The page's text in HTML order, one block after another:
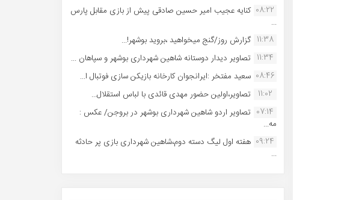
08:22 کنایه عجیب امیر حسین صادقی پیش از بازی مقابل پارس
...
11:38 گزارش روز/گنج میخواهید ،بروید بوشهر!...
11:34 تصاویر دیدار دوستانه شاهین شهردارى بوشهر و سپاهان ...
08:46 سعید مفتخر :ایرانجوان کارخانه بازیکن سازی فوتبال ا...
11:02
تصاویر،اولین حضور مهدی قائدی با لباس استقلال...
07:14 تصاویر اردو شاهین شهرداری بوشهر در بروجن/ عکس :
مه...
09:24 هفته اول لیگ دسته دوم،شاهین شهرداری بازی پر حادثه
...